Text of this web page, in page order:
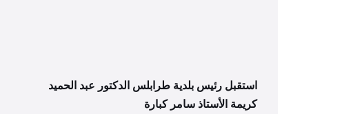
استقبل رئيس بلدية طرابلس الدكتور عبد الحميد
كريمة الأستاذ سامر كبارة